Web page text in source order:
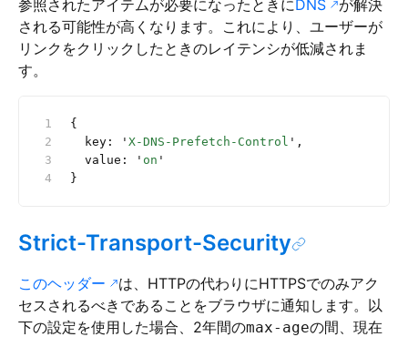
参照されたアイテムが必要になったときにDNS
が解決
される可能性が高くなります。これにより、ユーザーが
リンクをクリックしたときのレイテンシが低減されま
す。
{
  key:
' X-DNS-Prefetch-Control ' ,
  value:
' on '
}
Strict-Transport-Security
このヘッダー
は、HTTPの代わりにHTTPSでのみアク
セスされるべきであることをブラウザに通知します。以
下の設定を使用した場合、2年間のmax-ageの間、現在